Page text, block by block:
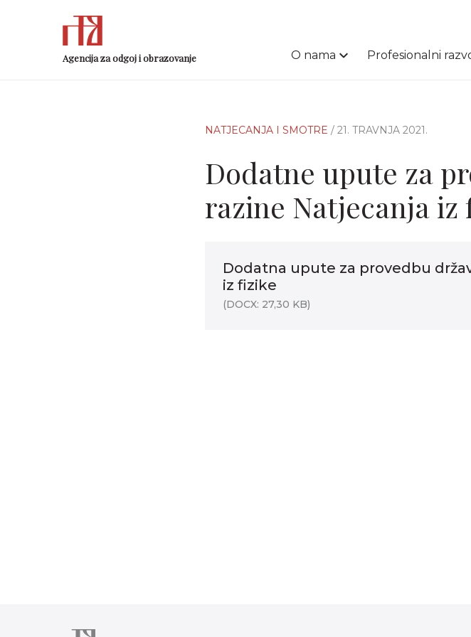
Agencija za odgoj i obrazovanje O nama Profesionalni
NATJECANJA I SMOTRE / 21. TRAVNJA 2021.
Dodatne upute za
razine Natjecanja iz
Dodatna upute za provedbu
iz fizike
(DOCX: 27,30 KB)